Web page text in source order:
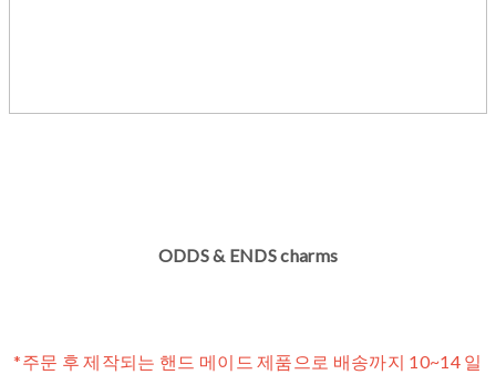
ODDS & ENDS charms
*주문 후 제작되는 핸드 메이드 제품으로 배송까지 10~14 일